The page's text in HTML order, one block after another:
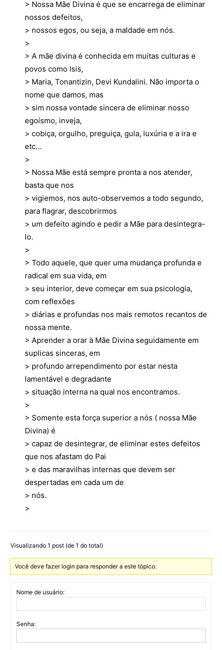
> Nossa Mãe Divina é que se encarrega de eliminar
nossos defeitos,
> nossos egos, ou seja, a maldade em nós.
>
> A mãe divina é conhecida em muitas culturas e
povos como Isis,
> Maria, Tonantizin, Devi Kundalini. Não importa o
nome que damos, mas
> sim nossa vontade sincera de eliminar nosso
egoísmo, inveja,
> cobiça, orgulho, preguiça, gula, luxúria e a ira e
etc…
>
> Nossa Mãe está sempre pronta a nos atender,
basta que nos
> vigiemos, nos auto-observemos a todo segundo,
para flagrar, descobrirmos
> um defeito agindo e pedir a Mãe para desintegra-
lo.
>
> Todo aquele, que quer uma mudança profunda e
radical em sua vida, em
> seu interior, deve começar em sua psicologia,
com reflexões
> diárias e profundas nos mais remotos recantos de
nossa mente.
> Aprender a orar à Mãe Divina seguidamente em
suplicas sinceras, em
> profundo arrependimento por estar nesta
lamentável e degradante
> situação interna na qual nos encontramos.
>
> Somente esta força superior a nós ( nossa Mãe
Divina) é
> capaz de desintegrar, de eliminar estes defeitos
que nos afastam do Pai
> e das maravilhas internas que devem ser
despertadas em cada um de
> nós.
>
Visualizando 1 post (de 1 do total)
Você deve fazer login para responder a este tópico.
Nome de usuário:
Senha: